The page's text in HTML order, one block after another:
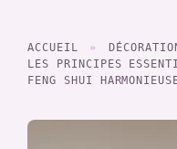
ACCUEIL »
LES PRINCIPES
FENG SHUI